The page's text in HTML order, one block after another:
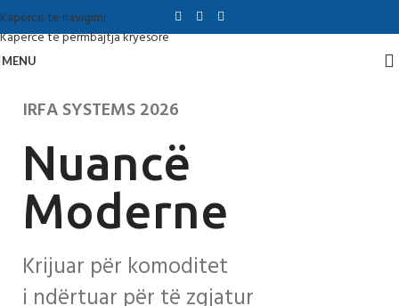
Kapërce te navigimi
Kapërce te përmbajtja kryesore
MENU
IRFA SYSTEMS 2026
Nuancë
Moderne
Krijuar për komoditet
i ndërtuar për të zgjatur